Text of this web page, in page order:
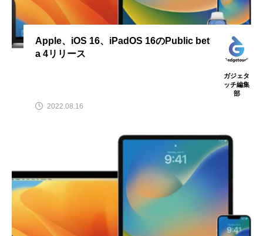
Apple、iOS 16、iPadOS 16のPublic bet
a 4リリース
ガジェタ
ッチ編集
部
2022.08.16